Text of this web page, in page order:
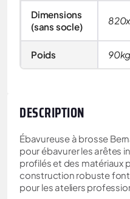
Dimensions
(sans socle)
Poids 90kg
DESCRIPTION
Ébavureuse à brosse
pour ébavurer les arêtes
profilés et des matériaux
construction robuste
pour les ateliers